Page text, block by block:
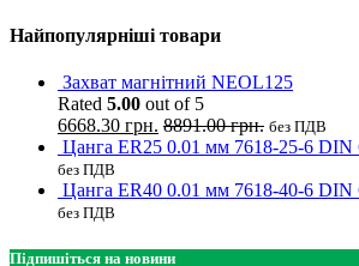
Найпопулярніші товари
Захват магнітний NEOL125
Rated 5.00 out of 5
6668.30 грн. 8891.00грн. без ПДВ
Цанга ER25 0.01 мм 7618-25-6 DIN
без ПДВ
Цанга ER40 0.01 мм 7618-40-6 DIN
без ПДВ
Підпишіться на новини